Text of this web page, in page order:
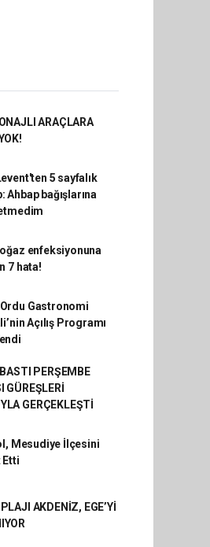
ARAÇLARA
5 sayfalık
Ahbap bağışlarına
enfeksiyonuna
7 hata!
Ordu Gastronomi
Açılış Programı
PERŞEMBE
GÜREŞLERİ
GERÇEKLEŞTİ
Mesudiye İlçesini
Etti
AKDENİZ, EGE’Yİ